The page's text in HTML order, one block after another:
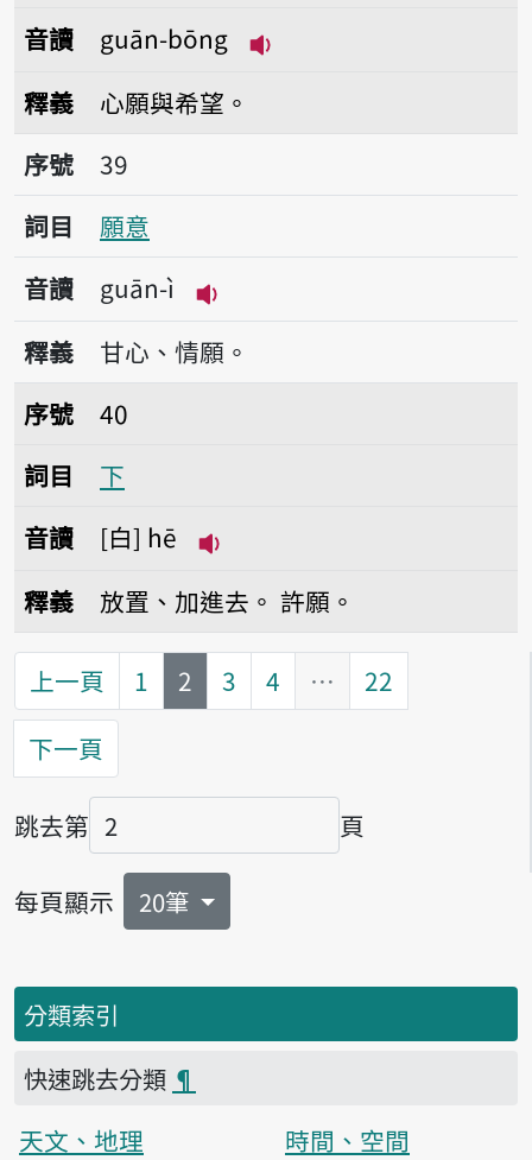
音讀
guān-bōng
釋義
心願與希望。
序號39願意
序號
39
詞目
願意
音讀
guān-ì
播放音讀guān-ì
釋義
甘心、情願。
序號40下
序號
40
詞目
下
音讀
白 hē
釋義 放置、加進去。 許願。
上一頁 1 第
2 3 4 …
22
下一頁
跳去第
頁碼
頁
每頁顯示 20筆
分類索引
快速跳去分類 ¶
天文、地理
時間、空間